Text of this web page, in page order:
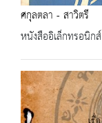
ศกุลตลา - สาวิตรี
หนังสืออิเล็กทรอนิกส์